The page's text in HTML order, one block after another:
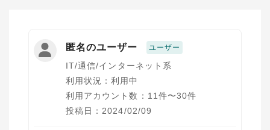
匿名のユーザー ユーザー
IT/通信/インターネット系
利用状況：利用中
利用アカウント数：11件〜30件
投稿日：2024/02/09